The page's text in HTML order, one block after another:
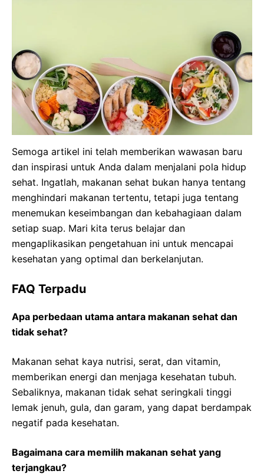
Semoga artikel ini telah memberikan wawasan baru
dan inspirasi untuk Anda dalam menjalani pola hidup
sehat. Ingatlah, makanan sehat bukan hanya tentang
menghindari makanan tertentu, tetapi juga tentang
menemukan keseimbangan dan kebahagiaan dalam
setiap suap. Mari kita terus belajar dan
mengaplikasikan pengetahuan ini untuk mencapai
kesehatan yang optimal dan berkelanjutan.
FAQ Terpadu
Apa perbedaan utama antara makanan sehat dan
tidak sehat?
Makanan sehat kaya nutrisi, serat, dan vitamin,
memberikan energi dan menjaga kesehatan tubuh.
Sebaliknya, makanan tidak sehat seringkali tinggi
lemak jenuh, gula, dan garam, yang dapat berdampak
negatif pada kesehatan.
Bagaimana cara memilih makanan sehat yang
terjangkau?